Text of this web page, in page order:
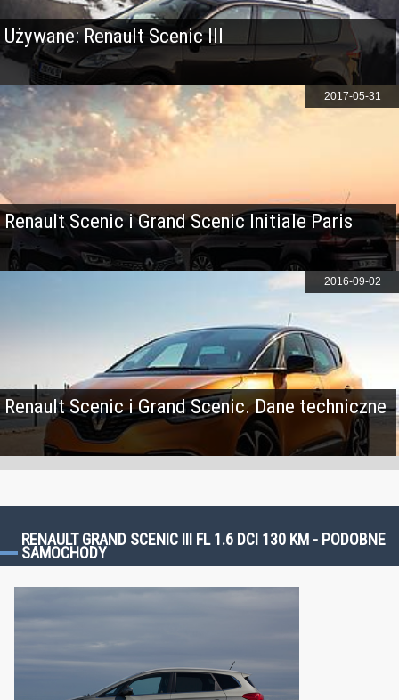
Używane: Renault Scenic III
Renault Scenic i Grand Scenic Initiale Paris
2017-05-31
Renault Scenic i Grand Scenic. Dane techniczne
2016-09-02
RENAULT GRAND SCENIC III FL 1.6 DCI 130 KM - PODOBNE
SAMOCHODY